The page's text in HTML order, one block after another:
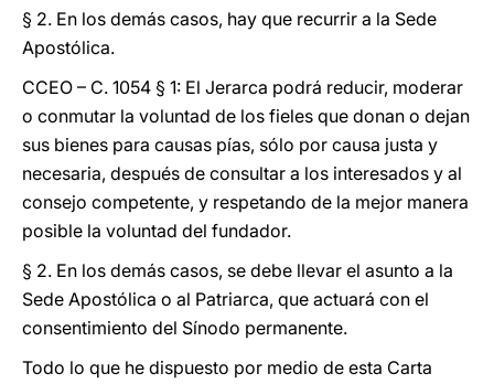
§ 2. En los demás casos, hay que recurrir a la Sede
Apostólica.
CCEO – C. 1054 § 1: El Jerarca podrá reducir, moderar
o conmutar la voluntad de los fieles que donan o dejan
sus bienes para causas pías, sólo por causa justa y
necesaria, después de consultar a los interesados y al
consejo competente, y respetando de la mejor manera
posible la voluntad del fundador.
§ 2. En los demás casos, se debe llevar el asunto a la
Sede Apostólica o al Patriarca, que actuará con el
consentimiento del Sínodo permanente.
Todo lo que he dispuesto por medio de esta Carta